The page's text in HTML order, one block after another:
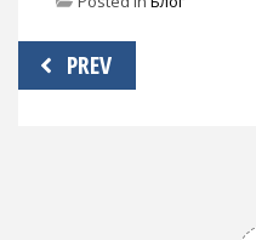
Навигация
по
PREV